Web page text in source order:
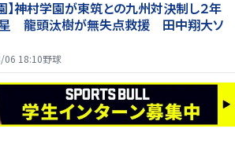
】神村学園が東筑との九州対決制し２年
星 龍頭汰樹が無失点救援 田中翔大ソ
06 18:10野球